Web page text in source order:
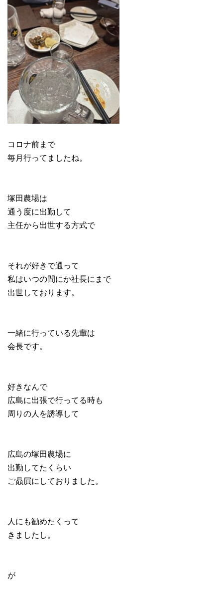
コロナ前まで
毎月行ってましたね。
塚田農場は
通う度に出勤して
主任から出世する方式で
それが好きで通って
私はいつの間にか社長にまで
出世しております。
一緒に行っている先輩は
会長です。
好きなんで
広島に出張で行ってる時も
周りの人を誘導して
広島の塚田農場に
出勤してたくらい
ご贔屓にしておりました。
人にも勧めたくって
きましたし。
が